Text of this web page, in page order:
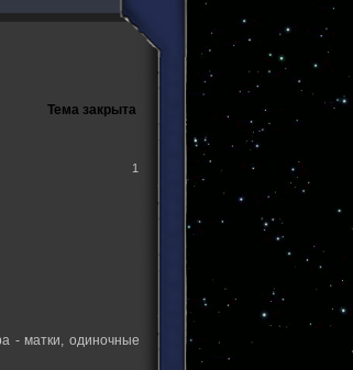
Тема закрыта
1
- матки, одиночные